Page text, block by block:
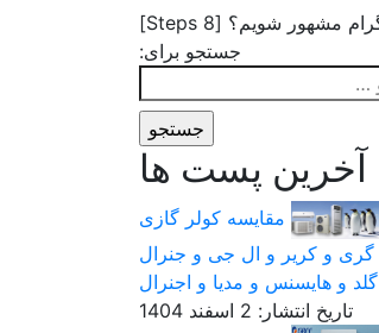
جستجو برای:
آخرین پست ها
مقایسه کولر گازی
گری و کریر و ال جی و جنرال
گلد و هایسنس و مدیا و اجنرال
تاریخ انتشار: 2 اسفند 1404